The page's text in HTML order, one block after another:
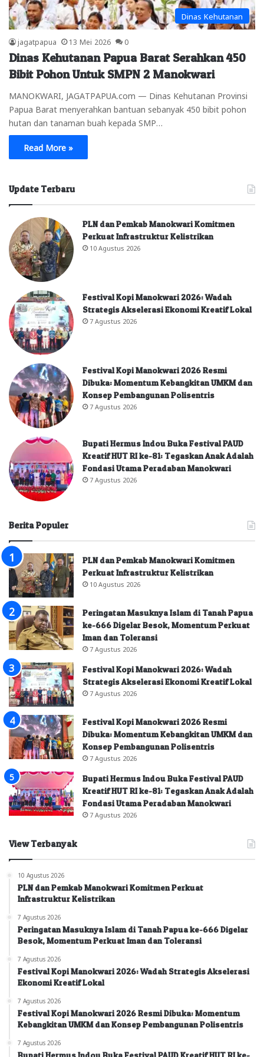
Dinas Kehutanan
jagatpapua 13 Mei 2026 0
Dinas Kehutanan Papua Barat Serahkan 450
Bibit Pohon Untuk SMPN 2 Manokwari
MANOKWARI, JAGATPAPUA.com — Dinas Kehutanan Provinsi
Papua Barat menyerahkan bantuan sebanyak 450 bibit pohon
hutan dan tanaman buah kepada SMP…
Read More »
Update Terbaru
PLN dan Pemkab Manokwari Komitmen
Perkuat Infrastruktur Kelistrikan
10 Agustus 2026
Festival Kopi Manokwari 2026: Wadah
Strategis Akselerasi Ekonomi Kreatif Lokal
7 Agustus 2026
Festival Kopi Manokwari 2026 Resmi
Dibuka: Momentum Kebangkitan UMKM dan
Konsep Pembangunan Polisentris
7 Agustus 2026
Bupati Hermus Indou Buka Festival PAUD
Kreatif HUT RI ke-81: Tegaskan Anak Adalah
Fondasi Utama Peradaban Manokwari
7 Agustus 2026
Berita Populer
PLN dan Pemkab Manokwari Komitmen
Perkuat Infrastruktur Kelistrikan
10 Agustus 2026
Peringatan Masuknya Islam di Tanah Papua
ke-666 Digelar Besok, Momentum Perkuat
Iman dan Toleransi
7 Agustus 2026
Festival Kopi Manokwari 2026: Wadah
Strategis Akselerasi Ekonomi Kreatif Lokal
7 Agustus 2026
Festival Kopi Manokwari 2026 Resmi
Dibuka: Momentum Kebangkitan UMKM dan
Konsep Pembangunan Polisentris
7 Agustus 2026
Bupati Hermus Indou Buka Festival PAUD
Kreatif HUT RI ke-81: Tegaskan Anak Adalah
Fondasi Utama Peradaban Manokwari
7 Agustus 2026
View Terbanyak
10 Agustus 2026
PLN dan Pemkab Manokwari Komitmen Perkuat
Infrastruktur Kelistrikan
7 Agustus 2026
Peringatan Masuknya Islam di Tanah Papua ke-666 Digelar
Besok, Momentum Perkuat Iman dan Toleransi
7 Agustus 2026
Festival Kopi Manokwari 2026: Wadah Strategis Akselerasi
Ekonomi Kreatif Lokal
7 Agustus 2026
Festival Kopi Manokwari 2026 Resmi Dibuka: Momentum
Kebangkitan UMKM dan Konsep Pembangunan Polisentris
7 Agustus 2026
Bupati Hermus Indou Buka Festival PAUD Kreatif HUT RI ke-